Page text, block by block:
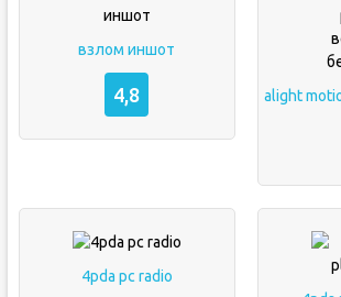
взлом иншот
4,8
4pda pc radio